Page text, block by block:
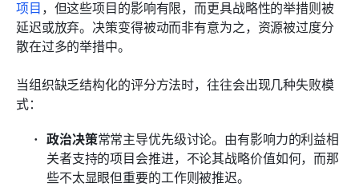
项目，但这些项目的影响有限，而更具战略性的举措则被
延迟或放弃。决策变得被动而非有意为之，资源被过度分
散在过多的举措中。
当组织缺乏结构化的评分方法时，往往会出现几种失败模
式：
政治决策常常主导优先级讨论。由有影响力的利益相
关者支持的项目会推进，不论其战略价值如何，而那
些不太显眼但重要的工作则被推迟。